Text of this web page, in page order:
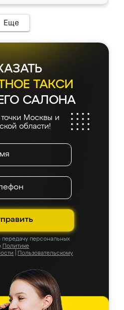
Еще
ТАКСИ
САЛОНА
Москвы и
области!
персональных
Политике
Пользовательскому